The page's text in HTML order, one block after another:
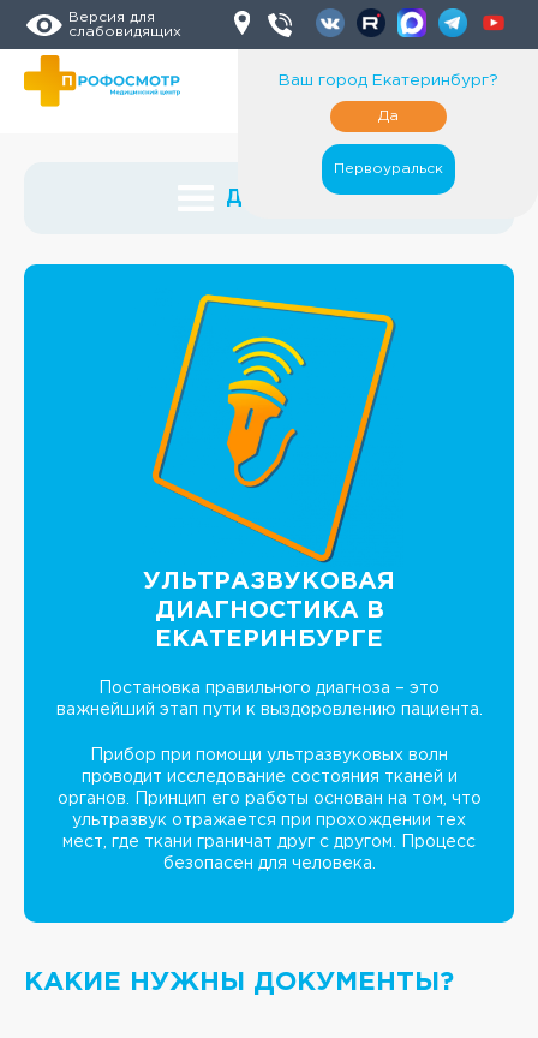
Версия для
слабовидящих
Ваш город Екатеринбург?
Да
Первоуральск
Диагностика
УЛЬТРАЗВУКОВАЯ
ДИАГНОСТИКА В
ЕКАТЕРИНБУРГЕ
Постановка правильного диагноза – это
важнейший этап пути к выздоровлению пациента.
Прибор при помощи ультразвуковых волн
проводит исследование состояния тканей и
органов. Принцип его работы основан на том, что
ультразвук отражается при прохождении тех
мест, где ткани граничат друг с другом. Процесс
безопасен для человека.
КАКИЕ НУЖНЫ ДОКУМЕНТЫ?